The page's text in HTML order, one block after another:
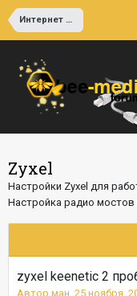
Интернет и Сетевое оборудование Свитчи, Роутеры, Точки доступа WiFi
Zyxel
Настройки Zyxel для
Настройка радио мостов
zyxel keenetic 2
Автор ман, 25 ноября,